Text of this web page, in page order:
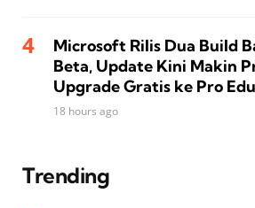
Microsoft Rilis Dua Build
Beta, Update Kini Makin
Upgrade Gratis ke Pro
18 hours ago
Trending